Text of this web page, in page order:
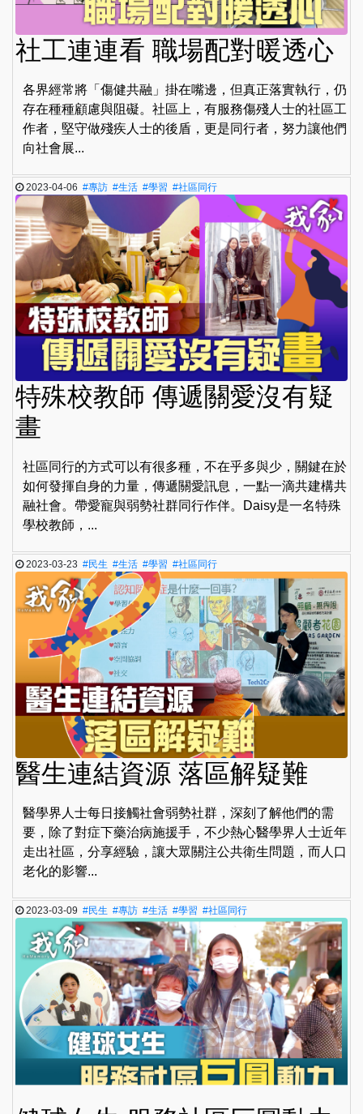
社工連連看 職場配對暖透心
各界經常將「傷健共融」掛在嘴邊，但真正落實執行，仍
存在種種顧慮與阻礙。社區上，有服務傷殘人士的社區工
作者，堅守做殘疾人士的後盾，更是同行者，努力讓他們
向社會展...
2023-04-06#專訪 #生活 #學習 #社區同行
特殊校教師 傳遞關愛沒有疑
畫
社區同行的方式可以有很多種，不在乎多與少，關鍵在於
如何發揮自身的力量，傳遞關愛訊息，一點一滴共建構共
融社會。帶愛寵與弱勢社群同行作伴。Daisy是一名特殊
學校教師，...
2023-03-23#民生 #生活 #學習 #社區同行
醫生連結資源 落區解疑難
醫學界人士每日接觸社會弱勢社群，深刻了解他們的需
要，除了對症下藥治病施援手，不少熱心醫學界人士近年
走出社區，分享經驗，讓大眾關注公共衛生問題，而人口
老化的影響...
2023-03-09#民生 #專訪 #生活 #學習 #社區同行